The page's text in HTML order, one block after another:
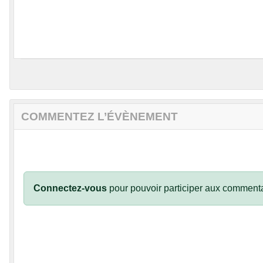
COMMENTEZ L’ÉVÈNEMENT
Connectez-vous pour pouvoir participer aux